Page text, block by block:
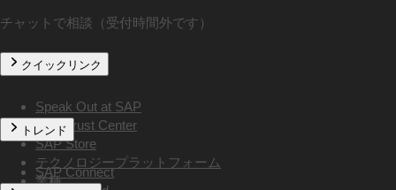
チャットで相談（受付時間外です）
クイックリンク
Speak Out at SAP
SAP Trust Center
SAP Store
テクノロジープラットフォーム
業種
トレンド
SAP Connect